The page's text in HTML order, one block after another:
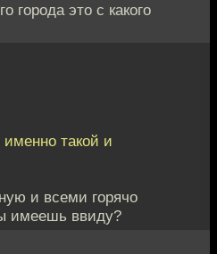
города это с какого
такой и
и всеми горячо
имеешь ввиду?